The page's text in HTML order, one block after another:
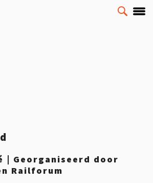
| Georganiseerd door
Railforum